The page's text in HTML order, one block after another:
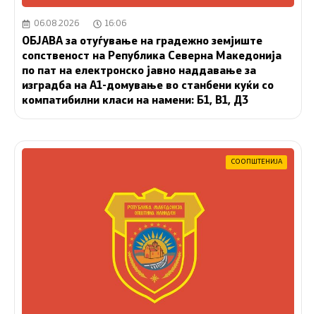
06.08.2026 16:06
ОБЈАВА за отуѓување на градежно земјиште
сопственост на Република Северна Македонија
по пат на електронско јавно наддавање за
изградба на A1-домување во станбени куќи со
компатибилни класи на намени: Б1, В1, Д3
СООПШТЕНИЈА